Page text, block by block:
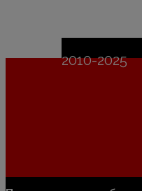
2010-2025